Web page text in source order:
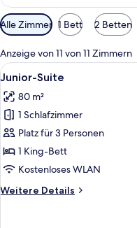
Verfügbare
Filter
für
Zimmer
Alle Zimmer 1 Bett 2 Betten
Anzeige von 11 von 11 Zimmern
Alle
Fotos
für
Junior-
Suite
anzeigen
10
Junior-Suite
80 m²
1 Schlafzimmer
Platz für 3 Personen
1 King-Bett
Kostenloses WLAN
Weitere Details
Weitere